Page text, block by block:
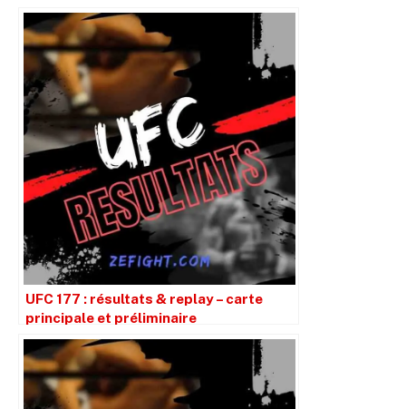
UFC 177 : résultats & replay – carte
principale et préliminaire